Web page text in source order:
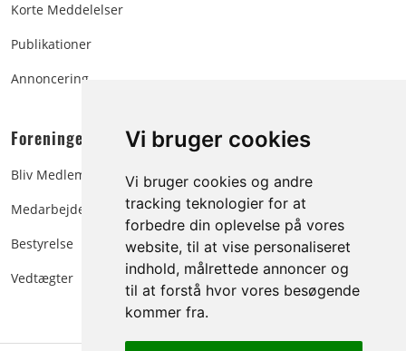
Vi bruger cookies
Vi bruger cookies og andre
tracking teknologier for at
forbedre din oplevelse på vores
website, til at vise personaliseret
indhold, målrettede annoncer og
til at forstå hvor vores besøgende
kommer fra.
Korte Meddelelser
Publikationer
Annoncering
Foreningen:
Bliv Medlem
Medarbejdere
Bestyrelse
Vedtægter